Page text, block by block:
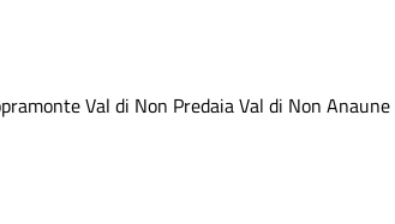
Val di Non PredaiaVal di Non Anaune